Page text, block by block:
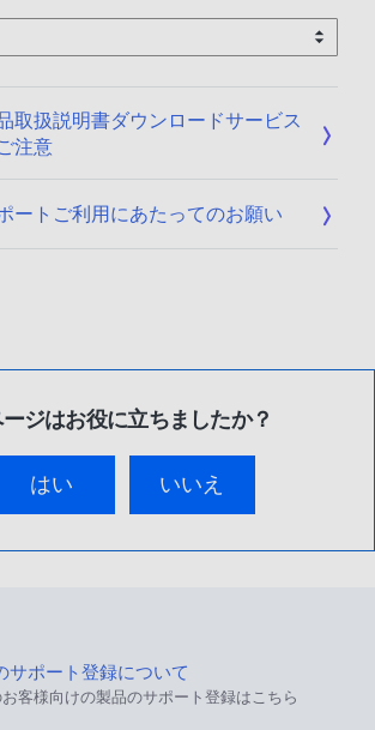
取扱説明書ダウンロードサービス
注意
ートご利用にあたってのお願い
ジはお役に立ちましたか？
はい いいえ
サポート登録について
客様向けの製品のサポート登録はこちら